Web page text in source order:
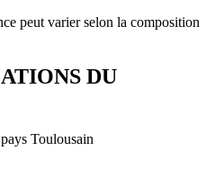
peut varier selon la composition
DU
Toulousain